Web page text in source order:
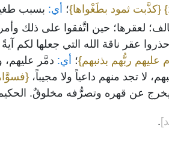
{كذَّبت ثمود بطَغْواها}؛ أي: بسبب
لعقرها؛ حين اتَّفقوا على ذلك
احذروا عقر ناقة الله التي جعلها لكم
عليهم ربُّهم بذنبهم}؛ أي: دمَّر
لا تجد منهم داعياً ولا مجيباً،
يخرج عن قهره وتصرُّفه مخلوقٌ.
.